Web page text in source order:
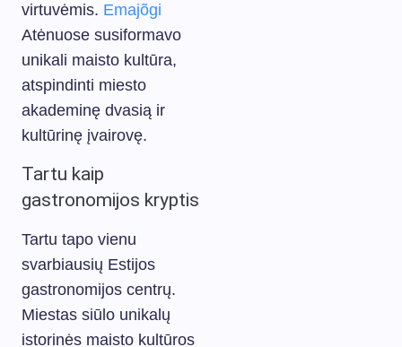
virtuvėmis. Emajõgi
Atėnuose susiformavo
unikali maisto kultūra,
atspindinti miesto
akademinę dvasią ir
kultūrinę įvairovę.
Tartu kaip
gastronomijos kryptis
Tartu tapo vienu
svarbiausių Estijos
gastronomijos centrų.
Miestas siūlo unikalų
istorinės maisto kultūros